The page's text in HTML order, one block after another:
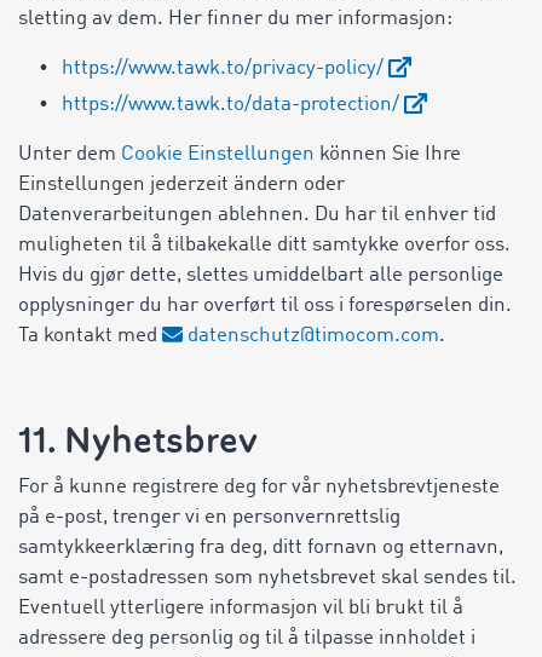
sletting av dem. Her finner du mer informasjon:
https://www.tawk.to/privacy-policy/
https://www.tawk.to/data-protection/
Unter dem Cookie Einstellungen können Sie Ihre
Einstellungen jederzeit ändern oder
Datenverarbeitungen ablehnen. Du har til enhver tid
muligheten til å tilbakekalle ditt samtykke overfor oss.
Hvis du gjør dette, slettes umiddelbart alle personlige
opplysninger du har overført til oss i forespørselen din.
Ta kontakt med
datenschutz@timocom.com.
11. Nyhetsbrev
For å kunne registrere deg for vår nyhetsbrevtjeneste
på e-post, trenger vi en personvernrettslig
samtykkeerklæring fra deg, ditt fornavn og etternavn,
samt e-postadressen som nyhetsbrevet skal sendes til.
Eventuell ytterligere informasjon vil bli brukt til å
adressere deg personlig og til å tilpasse innholdet i